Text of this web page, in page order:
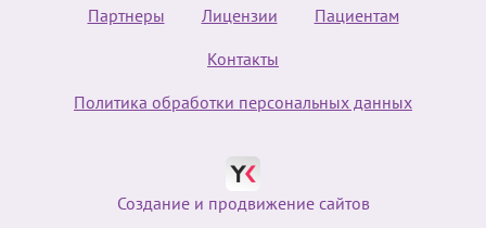
Партнеры
Лицензии
Пациентам
Контакты
Политика обработки персональных данных
Создание и продвижение сайтов